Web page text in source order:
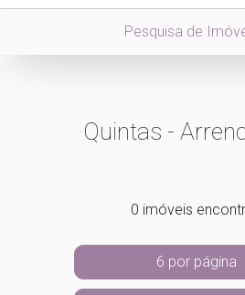
Pesquisa de
Quintas -
0 imóveis
6 por página